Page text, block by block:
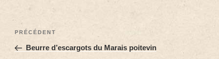
PRÉCÉDENT
Beurre d’escargots du Marais poitevin